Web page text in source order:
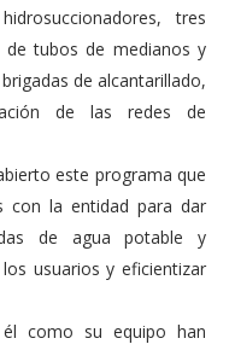
tres
tubos de medianos y
de alcantarillado,
de las redes de
este programa que
con la entidad para dar
de agua potable y
usuarios y eficientizar
como su equipo han